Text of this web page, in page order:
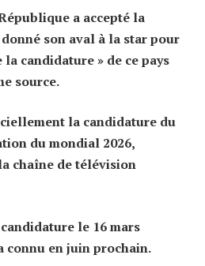
a accepté la
son aval à la star pour
la candidature » de ce pays
source.
la candidature du
du mondial 2026,
chaîne de télévision
le 16 mars
connu en juin prochain.